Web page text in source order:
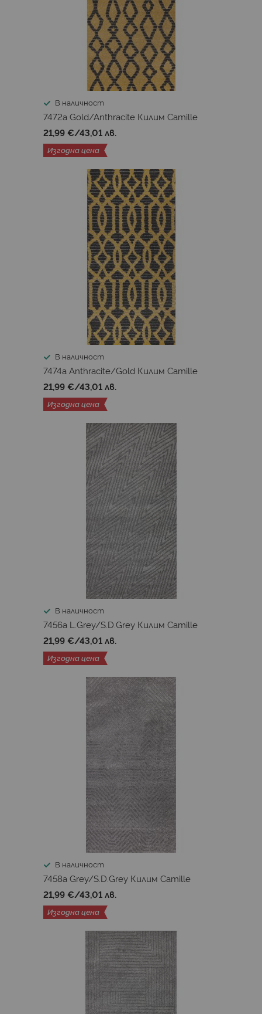
В наличност
7472a Gold/Anthracite Килим Camille
21,99 €/43,01 лв.
Изгодна цена
В наличност
7474a Anthracite/Gold Килим Camille
21,99 €/43,01 лв.
Изгодна цена
В наличност
7456a L.Grey/S.D.Grey Килим Camille
21,99 €/43,01 лв.
Изгодна цена
В наличност
7458a Grey/S.D.Grey Килим Camille
21,99 €/43,01 лв.
Изгодна цена